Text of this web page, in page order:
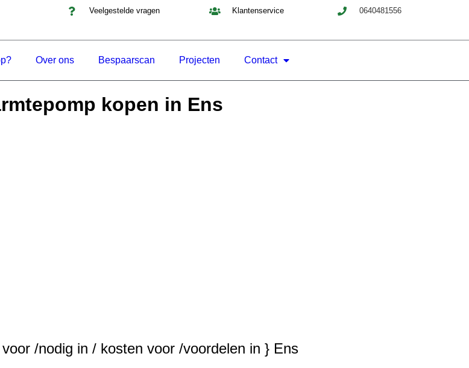
Veelgestelde vragen Klantenservice 0640481556
Over ons Bespaarscan Projecten Contact
kopen in Ens
/nodig in / kosten voor /voordelen in } Ens